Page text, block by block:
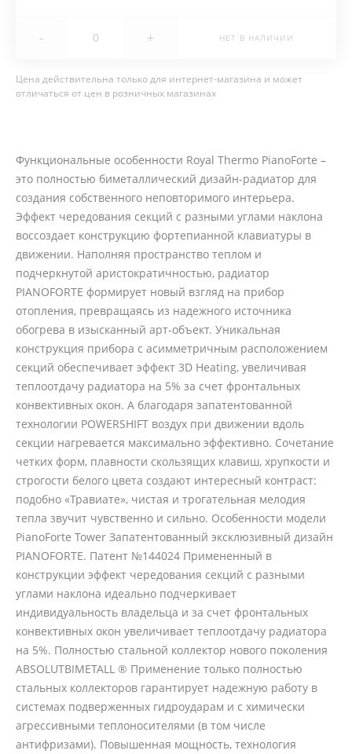
- + НЕТ В НАЛИЧИИ
Цена действительна только для интернет-магазина и может
отличаться от цен в розничных магазинах
Функциональные особенности Royal Thermo PianoForte –
это полностью биметаллический дизайн-радиатор для
создания собственного неповторимого интерьера.
Эффект чередования секций с разными углами наклона
воссоздает конструкцию фортепианной клавиатуры в
движении. Наполняя пространство теплом и
подчеркнутой аристократичностью, радиатор
PIANOFORTE формирует новый взгляд на прибор
отопления, превращаясь из надежного источника
обогрева в изысканный арт-объект. Уникальная
конструкция прибора с асимметричным расположением
секций обеспечивает эффект 3D Heating, увеличивая
теплоотдачу радиатора на 5% за счет фронтальных
конвективных окон. А благодаря запатентованной
технологии POWERSHIFT воздух при движении вдоль
секции нагревается максимально эффективно. Сочетание
четких форм, плавности скользящих клавиш, хрупкости и
строгости белого цвета создают интересный контраст:
подобно «Травиате», чистая и трогательная мелодия
тепла звучит чувственно и сильно. Особенности модели
PianoForte Tower Запатентованный эксклюзивный дизайн
PIANOFORTE. Патент №144024 Примененный в
конструкции эффект чередования секций с разными
углами наклона идеально подчеркивает
индивидуальность владельца и за счет фронтальных
конвективных окон увеличивает теплоотдачу радиатора
на 5%. Полностью стальной коллектор нового поколения
ABSOLUTBIMETALL ® Применение только полностью
стальных коллекторов гарантирует надежную работу в
системах подверженных гидроударам и с химически
агрессивными теплоносителями (в том числе
антифризами). Повышенная мощность, технология